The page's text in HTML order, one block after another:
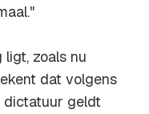
zoals nu
dat volgens
geldt